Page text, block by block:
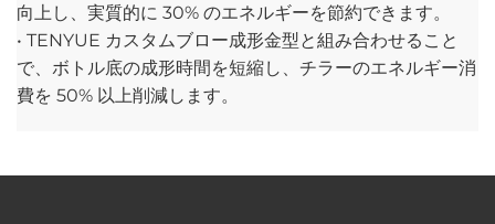
向上し、実質的に 30% のエネルギーを節約できます。
• TENYUE カスタムブロー成形金型と組み合わせること
で、ボトル底の成形時間を短縮し、チラーのエネルギー消
費を 50% 以上削減します。